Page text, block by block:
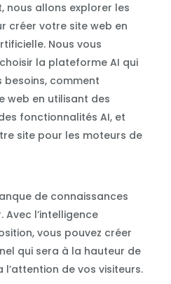
nous allons explorer les
créer votre site web en
Nous vous
la plateforme AI qui
besoins, comment
web en utilisant des
fonctionnalités AI, et
site pour les moteurs de
de connaissances
Avec l’intelligence
vous pouvez créer
qui sera à la hauteur de
de vos visiteurs.